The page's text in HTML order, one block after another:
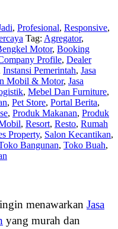
, Profesional, Responsive,
Tag: Agregator,
Motor, Booking
Profile, Dealer
Instansi Pemerintah, Jasa
Mobil & Motor, Jasa
, Mebel Dan Furniture,
, Pet Store, Portal Berita,
, Produk Makanan, Produk
, Resort, Resto, Rumah
Property, Salon Kecantikan,
Bangunan, Toko Buah,
ingin menawarkan Jasa
yang murah dan